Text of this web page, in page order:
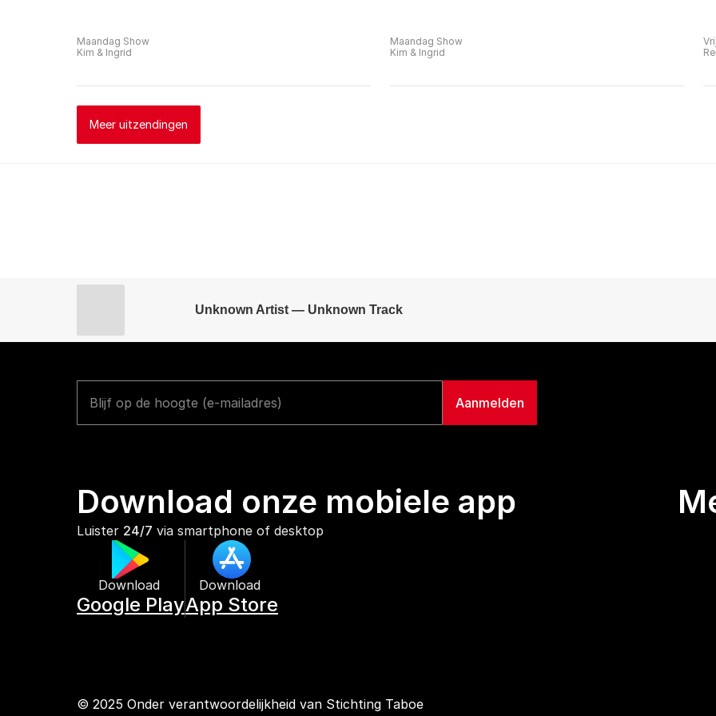
Maandag Show
Kim & Ingrid
Maandag Show
Kim & Ingrid
Meer uitzendingen
Unknown Artist — Unknown Track
Download onze mobiele app
Luister 24/7 via smartphone of desktop
Download
Google Play
Download
App Store
© 2025 Onder verantwoordelijkheid van Stichting Taboe